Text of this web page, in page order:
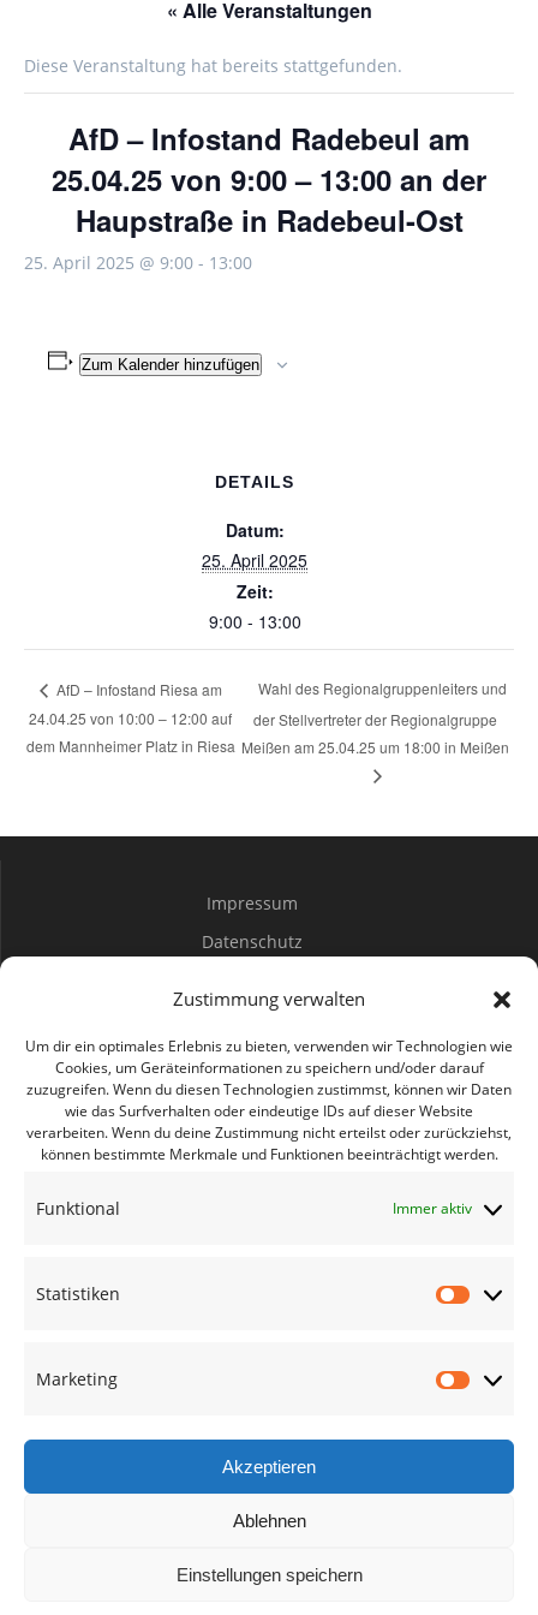
Zustimmung verwalten
Um dir ein optimales Erlebnis zu bieten, verwenden wir Technologien wie
Cookies, um Geräteinformationen zu speichern und/oder darauf
zuzugreifen. Wenn du diesen Technologien zustimmst, können wir Daten
wie das Surfverhalten oder eindeutige IDs auf dieser Website
verarbeiten. Wenn du deine Zustimmung nicht erteilst oder zurückziehst,
können bestimmte Merkmale und Funktionen beeinträchtigt werden.
Funktional Immer aktiv
Statistiken
Marketing
Akzeptieren
Ablehnen
Einstellungen speichern
« Alle Veranstaltungen
Diese Veranstaltung hat bereits stattgefunden.
AfD – Infostand Radebeul am
25.04.25 von 9:00 – 13:00 an der
Haupstraße in Radebeul-Ost
25. April 2025 @ 9:00 - 13:00
Zum Kalender hinzufügen
DETAILS
Datum:
25. April 2025
Zeit:
9:00 - 13:00
AfD – Infostand Riesa am
24.04.25 von 10:00 – 12:00 auf
dem Mannheimer Platz in Riesa
Wahl des Regionalgruppenleiters und
der Stellvertreter der Regionalgruppe
Meißen am 25.04.25 um 18:00 in Meißen
Impressum
Datenschutz
Mitwirken
Bürgerbüro Coswig
Bürgerbüro Lommatzsch
Mitglied werden
Kreisverband Meißen